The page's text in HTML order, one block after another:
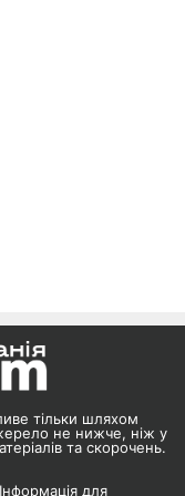
тільки шляхом
не нижче, ніж у
та скорочень.
Інформація для